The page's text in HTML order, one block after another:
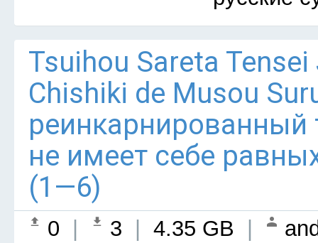
Tsuihou Sareta
Chishiki de Musou
не имеет себе
(1—6)
0 3 4.35 GB